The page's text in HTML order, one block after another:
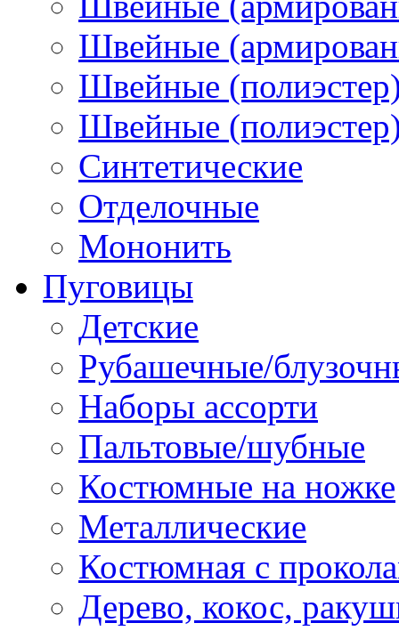
Швейные
Швейные
Швейные
Синтетические
Отделочные
Мононить
Пуговицы
Детские
Рубашечные/
Наборы ассорти
Пальтовые/шубные
Костюмные на ножке
Металлические
Костюмная с
Дерево, кокос,